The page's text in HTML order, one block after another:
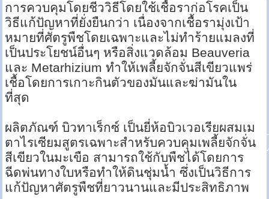
การควบคุมโดยชีววิธีโดยใช้เชื้อราก่อโรคเป็น
วิธีแก้ปัญหาที่ยั่งยืนกว่า เนื่องจากเชื้อรามุ่งเป้า
หมายที่ศัตรูพืชโดยเฉพาะและไม่ทำร้ายแมลงที่
เป็นประโยชน์อื่นๆ หรือสิ่งแวดล้อม Beauveria
และ Metarhizium ทำให้เพลี้ยจักจั่นสีเขียวแพร่
เชื้อโดยการเกาะกินตัวของมันและฆ่ามันใน
ที่สุด
ผลิตภัณฑ์ บิวทาเร็กซ์ เป็นยี่ห้อบิวเวอเรียผสมเม
ตาไรเซียมสูตรเฉพาะสำหรับควบคุมเพลี้ยจักจั่น
สีเขียวในมะเขือ สามารถใช้กับพืชได้โดยการ
ฉีดพ่นทางใบหรือทำให้ดินชุ่มน้ำ ซึ่งเป็นวิธีการ
แก้ปัญหาศัตรูพืชที่ยาวนานและมีประสิทธิภาพ